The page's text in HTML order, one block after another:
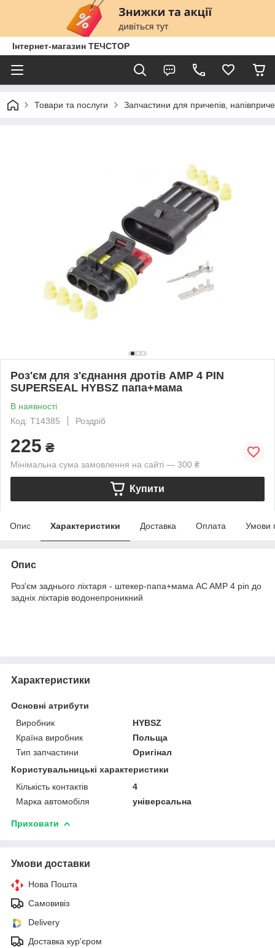
Інтернет-магазин ТЕЧСТОР
Товари та послуги Запчастини для причепів,
Роз'єм для з'єднання дротів AMP 4 PIN
SUPERSEAL HYBSZ папа+мама
В наявності
Код: T14385
Роздріб
225 ₴
Мінімальна сума замовлення на сайті — 300 ₴
Купити
Опис Характеристики Доставка Оплата Умови
Опис
Роз'єм заднього ліхтаря - штекер-папа+мама AC AMP 4 pin до
задніх ліхтарів водонепроникний
Характеристики
Основні атрибути
Виробник
HYBSZ
Країна виробник
Польща
Тип запчастини
Оригінал
Користувальницькі характеристики
Кількість контактів
4
Марка автомобіля
універсальна
Приховати
Умови доставки
Нова Пошта
Самовивіз
Delivery
Доставка кур'єром